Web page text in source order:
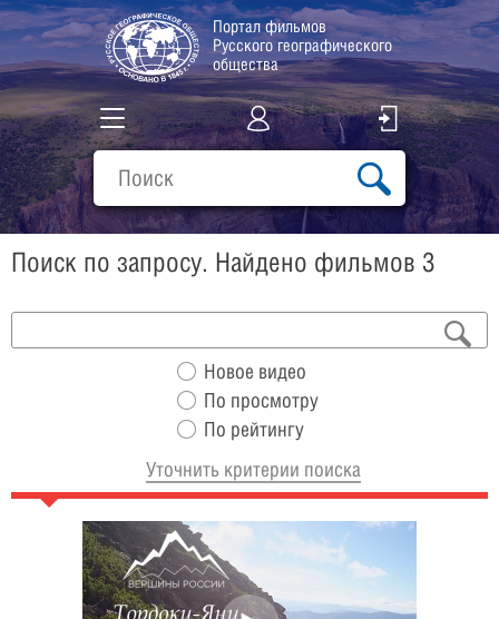
Портал фильмов
Русского географического
общества
Все фильмы
Подборки
О проекте
Поиск по запросу. Найдено фильмов 3
Новое видео
По просмотру
По рейтингу
Уточнить критерии поиска